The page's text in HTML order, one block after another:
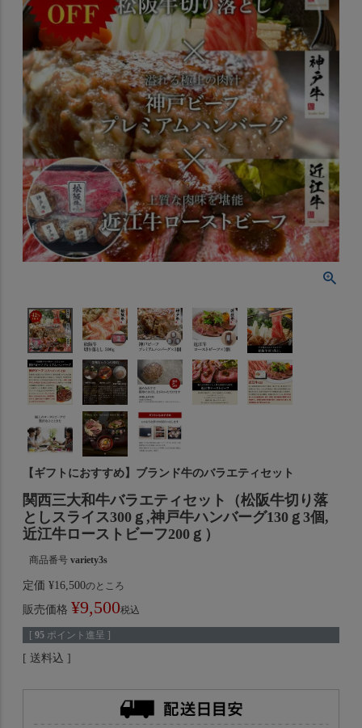
【ギフトにおすすめ】ブランド牛のバラエティセット
関西三大和牛バラエティセット（松阪牛切り落
としスライス300ｇ,神戸牛ハンバーグ130ｇ3個,
近江牛ローストビーフ200ｇ）
商品番号 variety3s
定価 ¥16,500のところ
販売価格 ¥9,500税込
[ 95 ポイント進呈 ]
送料込